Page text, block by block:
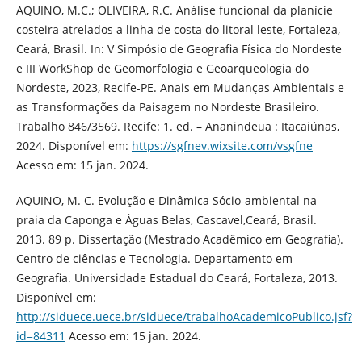
AQUINO, M.C.; OLIVEIRA, R.C. Análise funcional da planície
costeira atrelados a linha de costa do litoral leste, Fortaleza,
Ceará, Brasil. In: V Simpósio de Geografia Física do Nordeste
e III WorkShop de Geomorfologia e Geoarqueologia do
Nordeste, 2023, Recife-PE. Anais em Mudanças Ambientais e
as Transformações da Paisagem no Nordeste Brasileiro.
Trabalho 846/3569. Recife: 1. ed. – Ananindeua : Itacaiúnas,
2024. Disponível em: https://sgfnev.wixsite.com/vsgfne
Acesso em: 15 jan. 2024.
AQUINO, M. C. Evolução e Dinâmica Sócio-ambiental na
praia da Caponga e Águas Belas, Cascavel,Ceará, Brasil.
2013. 89 p. Dissertação (Mestrado Acadêmico em Geografia).
Centro de ciências e Tecnologia. Departamento em
Geografia. Universidade Estadual do Ceará, Fortaleza, 2013.
Disponível em:
http://siduece.uece.br/siduece/trabalhoAcademicoPublico.jsf?
id=84311 Acesso em: 15 jan. 2024.